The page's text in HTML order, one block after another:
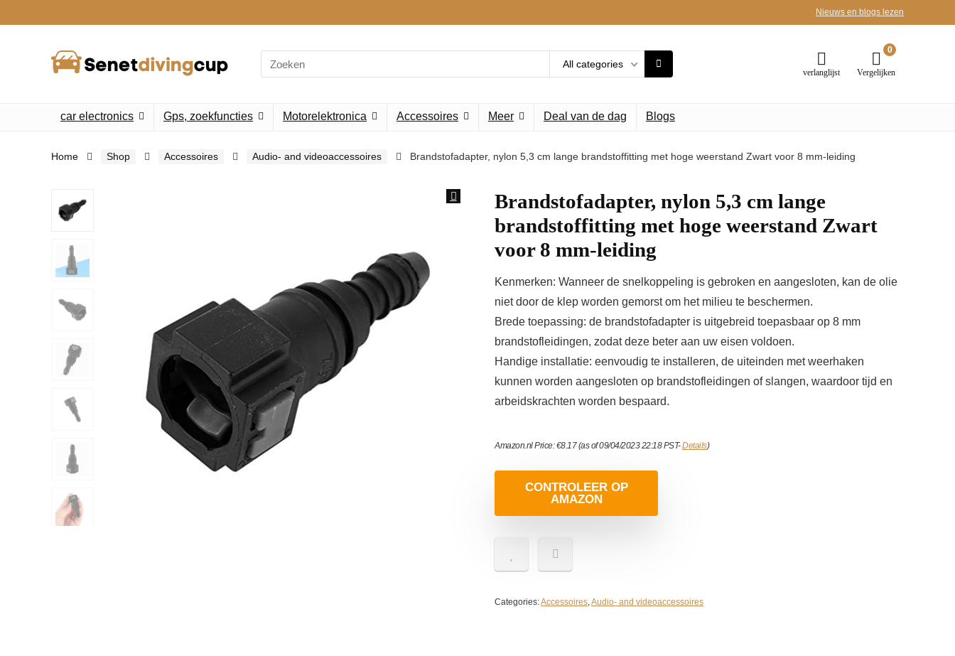
Nieuws en blogs lezen
Search
for:
All categories
verlanglijst
0
Vergelijken
car electronics Gps, zoekfuncties Motorelektronica Accessoires Meer Deal van de dag Blogs
Home Shop Accessoires Audio- and videoaccessoires Brandstofadapter, nylon 5,3 cm lange brandstoffitting met hoge weerstand Zwart voor 8 mm-leiding
Brandstofadapter, nylon 5,3 cm lange
brandstoffitting met hoge weerstand Zwart
voor 8 mm-leiding
Kenmerken: Wanneer de snelkoppeling is gebroken en aangesloten, kan de olie
niet door de klep worden gemorst om het milieu te beschermen.
Brede toepassing: de brandstofadapter is uitgebreid toepasbaar op 8 mm
brandstofleidingen, zodat deze beter aan uw eisen voldoen.
Handige installatie: eenvoudig te installeren, de uiteinden met weerhaken
kunnen worden aangesloten op brandstofleidingen of slangen, waardoor tijd en
arbeidskrachten worden bespaard.
Amazon.nl Price:€8.17(as of 09/04/2023 22:18 PST-Details)
CONTROLEER OP
AMAZON
Categories:Accessoires,Audio- and videoaccessoires